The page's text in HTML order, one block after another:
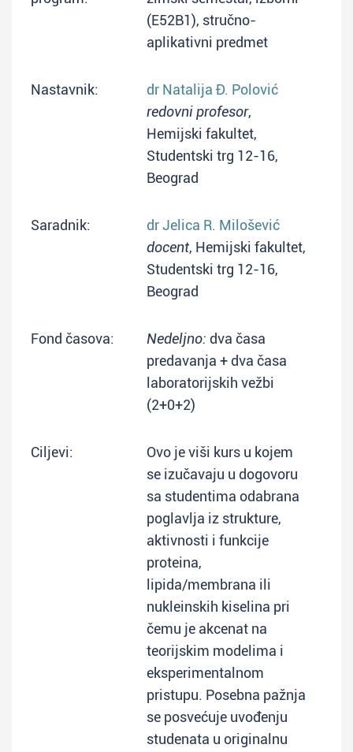
(E52B1), stručno-
aplikativni predmet
Nastavnik:
dr Natalija Đ. Polović
redovni profesor,
Hemijski fakultet,
Studentski trg 12-16,
Beograd
Saradnik:
dr Jelica R. Milošević
docent, Hemijski fakultet,
Studentski trg 12-16,
Beograd
Fond časova: Nedeljno: dva časa
predavanja + dva časa
laboratorijskih vežbi
(2+0+2)
Ciljevi:
Ovo je viši kurs u kojem
se izučavaju u dogovoru
sa studentima odabrana
poglavlja iz strukture,
aktivnosti i funkcije
proteina,
lipida/membrana ili
nukleinskih kiselina pri
čemu je akcenat na
teorijskim modelima i
eksperimentalnom
pristupu. Posebna pažnja
se posvećuje uvođenju
studenata u originalnu